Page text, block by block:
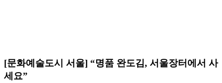
[문화예술도시 서울] “명품 완도김, 서울장터에서 사
세요”